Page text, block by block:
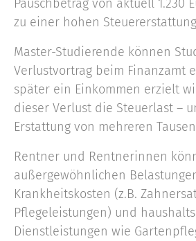
Pauschbetrag von aktuell 1.230
zu einer hohen
Master-Studierende können
Verlustvortrag beim Finanzamt
später ein Einkommen erzielt
dieser Verlust die Steuerlast –
Erstattung von mehreren
Rentner und Rentnerinnen
außergewöhnlichen
Krankheitskosten (z.B.
Pflegeleistungen) und
Dienstleistungen wie